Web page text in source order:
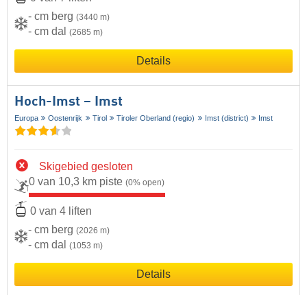
- cm berg (3440 m)
- cm dal (2685 m)
Details
Hoch-Imst – Imst
Europa Oostenrijk Tirol Tiroler Oberland (regio) Imst (district) Imst
Skigebied gesloten
0 van 10,3 km piste (0% open)
0 van 4 liften
- cm berg (2026 m)
- cm dal (1053 m)
Details